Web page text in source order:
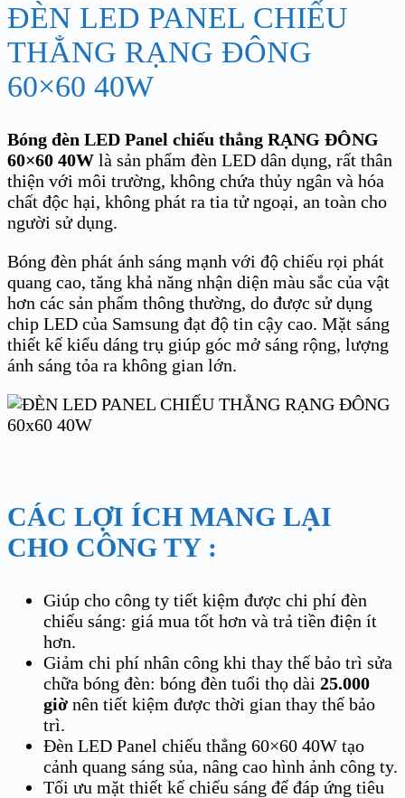
ĐÈN LED PANEL CHIẾU
THẲNG RẠNG ĐÔNG
60×60 40W
Bóng đèn LED Panel chiếu thẳng RẠNG ĐÔNG
60×60 40W là sản phẩm đèn LED dân dụng, rất thân
thiện với môi trường, không chứa thủy ngân và hóa
chất độc hại, không phát ra tia tử ngoại, an toàn cho
người sử dụng.
Bóng đèn phát ánh sáng mạnh với độ chiếu rọi phát
quang cao, tăng khả năng nhận diện màu sắc của vật
hơn các sản phẩm thông thường, do được sử dụng
chip LED của Samsung đạt độ tin cậy cao. Mặt sáng
thiết kế kiểu dáng trụ giúp góc mở sáng rộng, lượng
ánh sáng tỏa ra không gian lớn.
CÁC LỢI ÍCH MANG LẠI
CHO CÔNG TY :
Giúp cho công ty tiết kiệm được chi phí đèn
chiếu sáng: giá mua tốt hơn và trả tiền điện ít
hơn.
Giảm chi phí nhân công khi thay thế bảo trì sửa
chữa bóng đèn: bóng đèn tuổi thọ dài 25.000
giờ nên tiết kiệm được thời gian thay thế bảo
trì.
Đèn LED Panel chiếu thẳng 60×60 40W tạo
cảnh quang sáng sủa, nâng cao hình ảnh công ty.
Tối ưu mặt thiết kế chiếu sáng để đáp ứng tiêu